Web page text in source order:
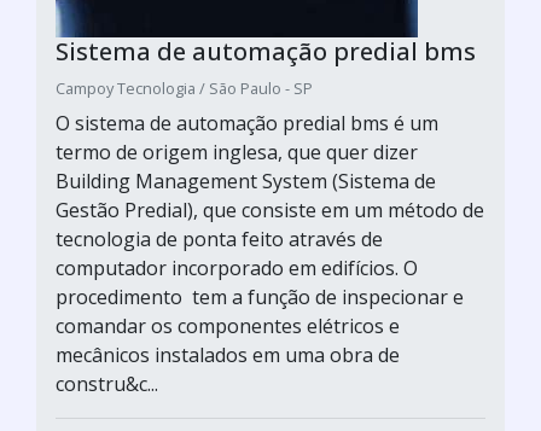
Sistema de automação predial bms
Campoy Tecnologia / São Paulo - SP
O sistema de automação predial bms é um
termo de origem inglesa, que quer dizer
Building Management System (Sistema de
Gestão Predial), que consiste em um método de
tecnologia de ponta feito através de
computador incorporado em edifícios. O
procedimento tem a função de inspecionar e
comandar os componentes elétricos e
mecânicos instalados em uma obra de
constru&c...